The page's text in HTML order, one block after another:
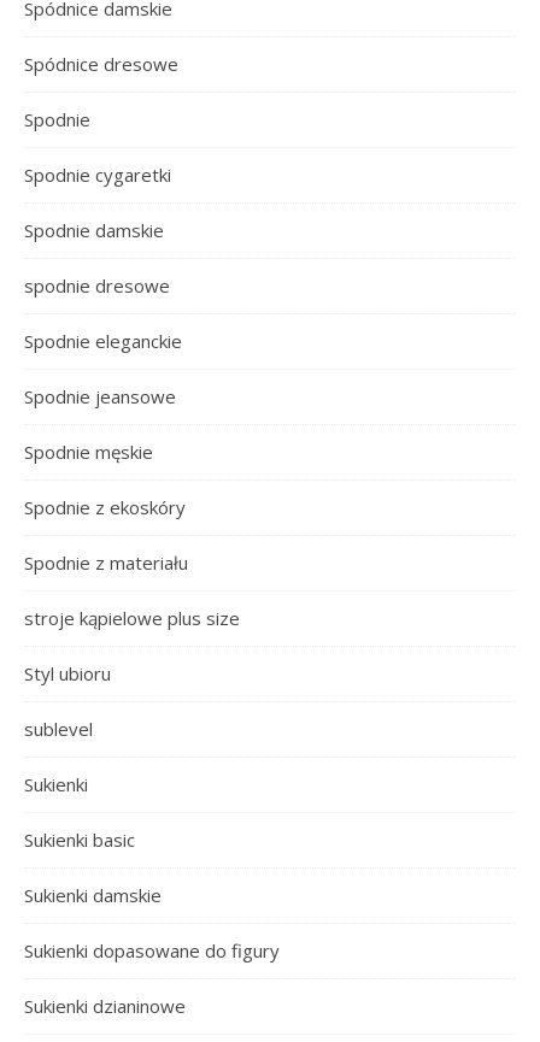
Spódnice damskie
Spódnice dresowe
Spodnie
Spodnie cygaretki
Spodnie damskie
spodnie dresowe
Spodnie eleganckie
Spodnie jeansowe
Spodnie męskie
Spodnie z ekoskóry
Spodnie z materiału
stroje kąpielowe plus size
Styl ubioru
sublevel
Sukienki
Sukienki basic
Sukienki damskie
Sukienki dopasowane do figury
Sukienki dzianinowe